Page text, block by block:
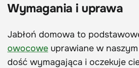
Wymagania i uprawa
Jabłoń domowa to
owocowe uprawiane w
dość wymagająca i oczekuje